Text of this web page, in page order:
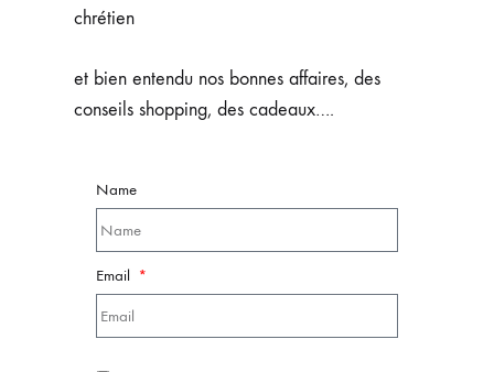
chrétien
et bien entendu nos bonnes affaires, des
conseils shopping, des cadeaux….
Name
Email